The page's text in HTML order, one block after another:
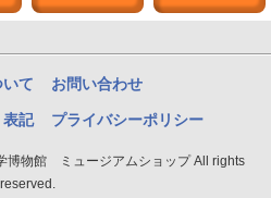
て お問い合わせ
表記 プライバシーポリシー
博物館 ミュージアムショップ All rights
reserved.